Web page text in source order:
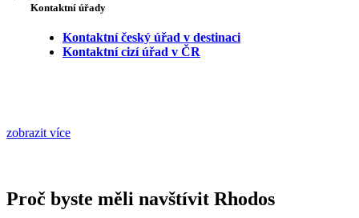
Kontaktní úřady
Kontaktní český úřad v destinaci
Kontaktní cizí úřad v ČR
zobrazit více
Proč byste měli navštívit Rhodos